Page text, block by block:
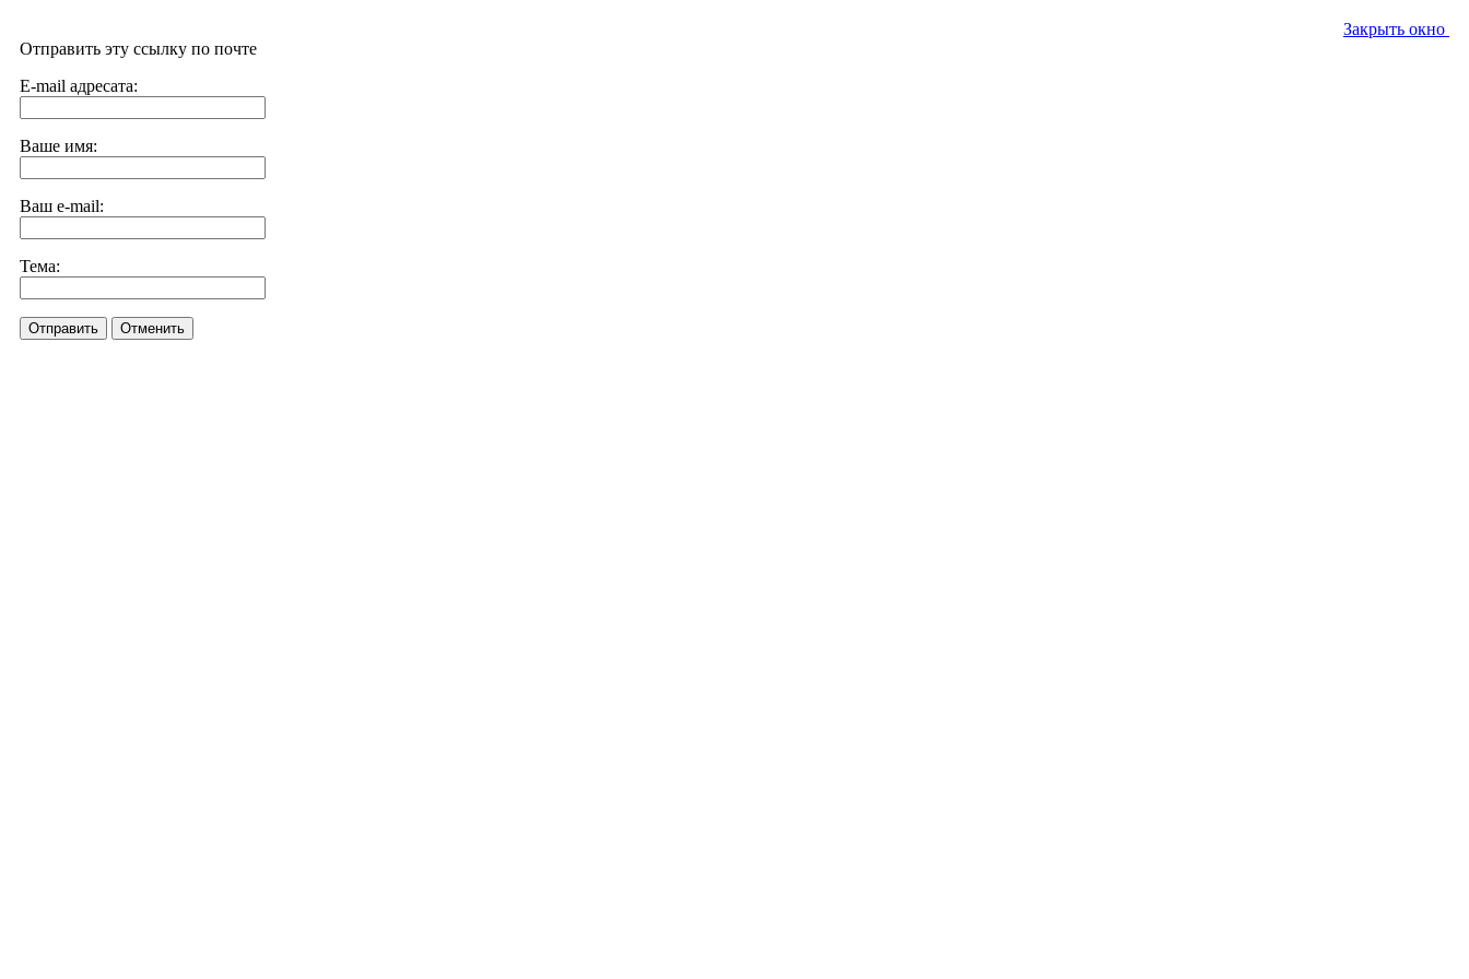
Закрыть окно
Отправить эту ссылку по почте
E-mail адресата:
Ваше имя:
Ваш e-mail:
Тема:
Отправить Отменить